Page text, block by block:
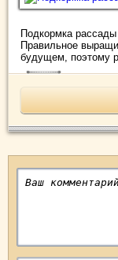
Подкормка
Правильное
будущем, поэтому